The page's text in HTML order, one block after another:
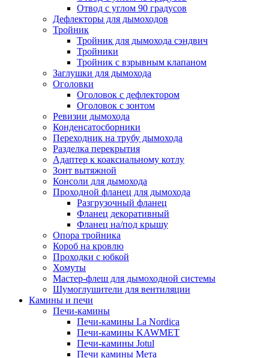
Отвод с углом 90 градусов
Дефлекторы для дымоходов
Тройник
Тройник для дымохода сэндвич
Тройники
Тройник с взрывным клапаном
Заглушки для дымохода
Оголовки
Оголовок с дефлектором
Оголовок с зонтом
Ревизии дымохода
Конденсатосборники
Переходник на трубу дымохода
Разделка перекрытия
Адаптер к коаксиальному котлу
Зонт вытяжной
Консоли для дымохода
Проходной фланец для дымохода
Разгрузочный фланец
Фланец декоративный
Фланец на/под крышу
Опора тройника
Короб на кровлю
Проходки с юбкой
Хомуты
Мастер-флеш для дымоходной системы
Шумоглушители для вентиляции
Камины и печи
Печи-камины
Печи-камины La Nordica
Печи-камины KAWMET
Печи-камины Jotul
Печи камины Мета